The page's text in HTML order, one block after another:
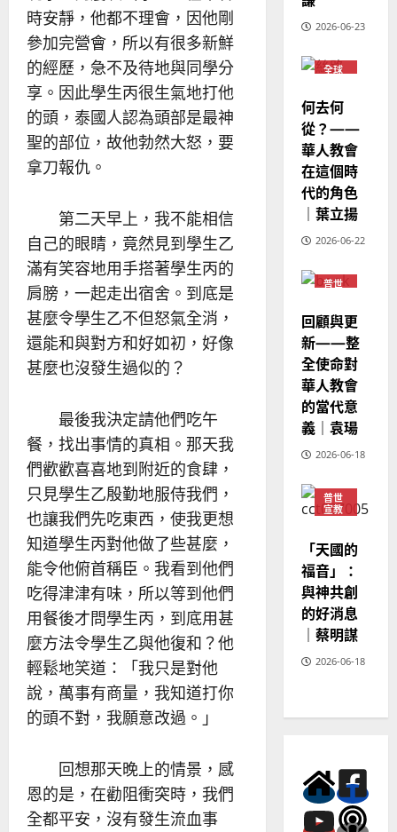
時安靜，他都不理會，因他剛
參加完營會，所以有很多新鮮
的經歷，急不及待地與同學分
享。因此學生丙很生氣地打他
的頭，泰國人認為頭部是最神
聖的部位，故他勃然大怒，要
拿刀報仇。
第二天早上，我不能相信
自己的眼睛，竟然見到學生乙
滿有笑容地用手搭著學生丙的
肩膀，一起走出宿舍。到底是
甚麼令學生乙不但怒氣全消，
還能和與對方和好如初，好像
甚麼也沒發生過似的？
最後我決定請他們吃午
餐，找出事情的真相。那天我
們歡歡喜喜地到附近的食肆，
只見學生乙殷勤地服侍我們，
也讓我們先吃東西，使我更想
知道學生丙對他做了些甚麼，
能令他俯首稱臣。我看到他們
吃得津津有味，所以等到他們
用餐後才問學生丙，到底用甚
麼方法令學生乙與他復和？他
輕鬆地笑道：「我只是對他
說，萬事有商量，我知道打你
的頭不對，我願意改過。」
回想那天晚上的情景，感
恩的是，在勸阻衝突時，我們
全都平安，沒有發生流血事
余
力
2025-
02-
18
經
歷
｜
吳
振
忠
、
溫
淑
芳
2025-
2026-06-23
全球
普世
宣教
何去何
從？——
華人教會
在這個時
代的角色
｜葉立揚
2026-06-22
普世
回顧與更
新——整
全使命對
華人教會
的當代意
義｜袁瑒
2026-06-18
普世
宣教
「天國的
福音」：
與神共創
的好消息
｜蔡明謀
2026-06-18